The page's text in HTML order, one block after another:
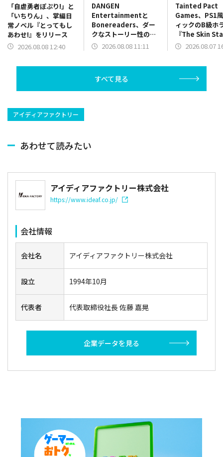
「自虐勇者ぽぷり!」と
「いちりん」、掌編日
常ノベル『とってもし
あわせ!』をリリース
2026.08.08 12:40
DANGEN
Entertainmentと
Bonereaders、ダー
クなストーリー性のカ
ードゲーム
2026.08.08 11:11
Tainted Pact
Games、PS1
ィックのB級ホ
『The Skin
を配信開始！
2026.08.07
すべて見る
アイディアファクトリー
あわせて読みたい
アイディアファクトリー株式会社
https://www.ideaf.co.jp/
会社情報
会社名 アイディアファクトリー株式会社
設立 1994年10月
代表者 代表取締役社長 佐藤 嘉晃
企業データを見る